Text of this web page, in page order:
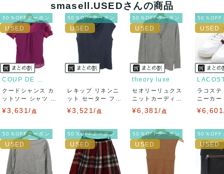
また並行輸入品もございますので、真贋方法などお答えでき
ない場合もございます。
万が一、購入後に偽造品等が発覚しましたら、返品・返金に
て対応致しますので、ご連絡お願い致します。
決済方法
クレジットカード、メルペイ、銀行振込、PayPay、コンビ
出荷
送料： ¥1,650 (見込み)
送料表を確認する
smasell.USEDさんの商品
50％OFFクーポン
COUP DE CHANCE
クードシャンス カ
ットソー シャツ 半
袖 シフォン...
¥3,631/ 点
50％OFFクーポン
レキップ リネンニ
ット セーター フレ
ンチスリーブ...
¥3,521/ 点
50％OFFクーポン
theory luxe
セオリーリュクス
ニットカーディガ
ン トップス 長...
¥6,381/ 点
50％OFF
ラコステ
ニーカ
LC ...
50％OFFクーポン 50％OFFクーポン 50％OFFクーポン 50％OFF